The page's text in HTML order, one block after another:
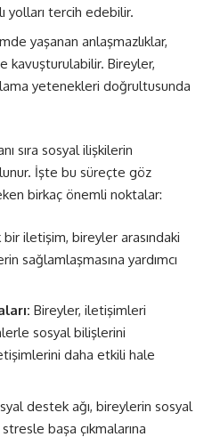
yolları tercih edebilir.
yaşanan anlaşmazlıklar,
kavuşturulabilir. Bireyler,
yetenekleri doğrultusunda
sıra sosyal ilişkilerin
İşte bu süreçte göz
birkaç önemli noktalar:
bir iletişim, bireyler arasındaki
sağlamlaşmasına yardımcı
Bireyler, iletişimleri
sosyal bilişlerini
daha etkili hale
destek ağı, bireylerin sosyal
başa çıkmalarına